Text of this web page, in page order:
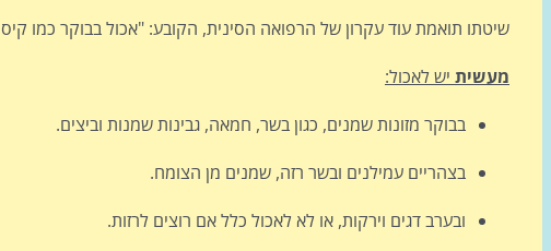
שיטתו תואמת עוד עקרון של הרפואה הסינית, הקובע: "אכול בבוקר כמו
מעשית יש לאכול:
בבוקר מזונות שמנים, כגון בשר, חמאה, גבינות שמנות וביצים.
בצהריים עמילנים ובשר רזה, שמנים מן הצומח.
ובערב דגים וירקות, או לא לאכול כלל אם רוצים לרזות.